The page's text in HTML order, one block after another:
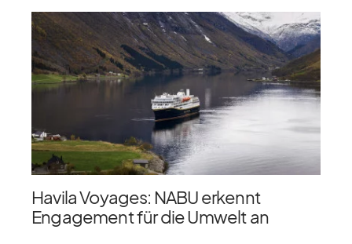
Havila Voyages: NABU erkennt
Engagement für die Umwelt an